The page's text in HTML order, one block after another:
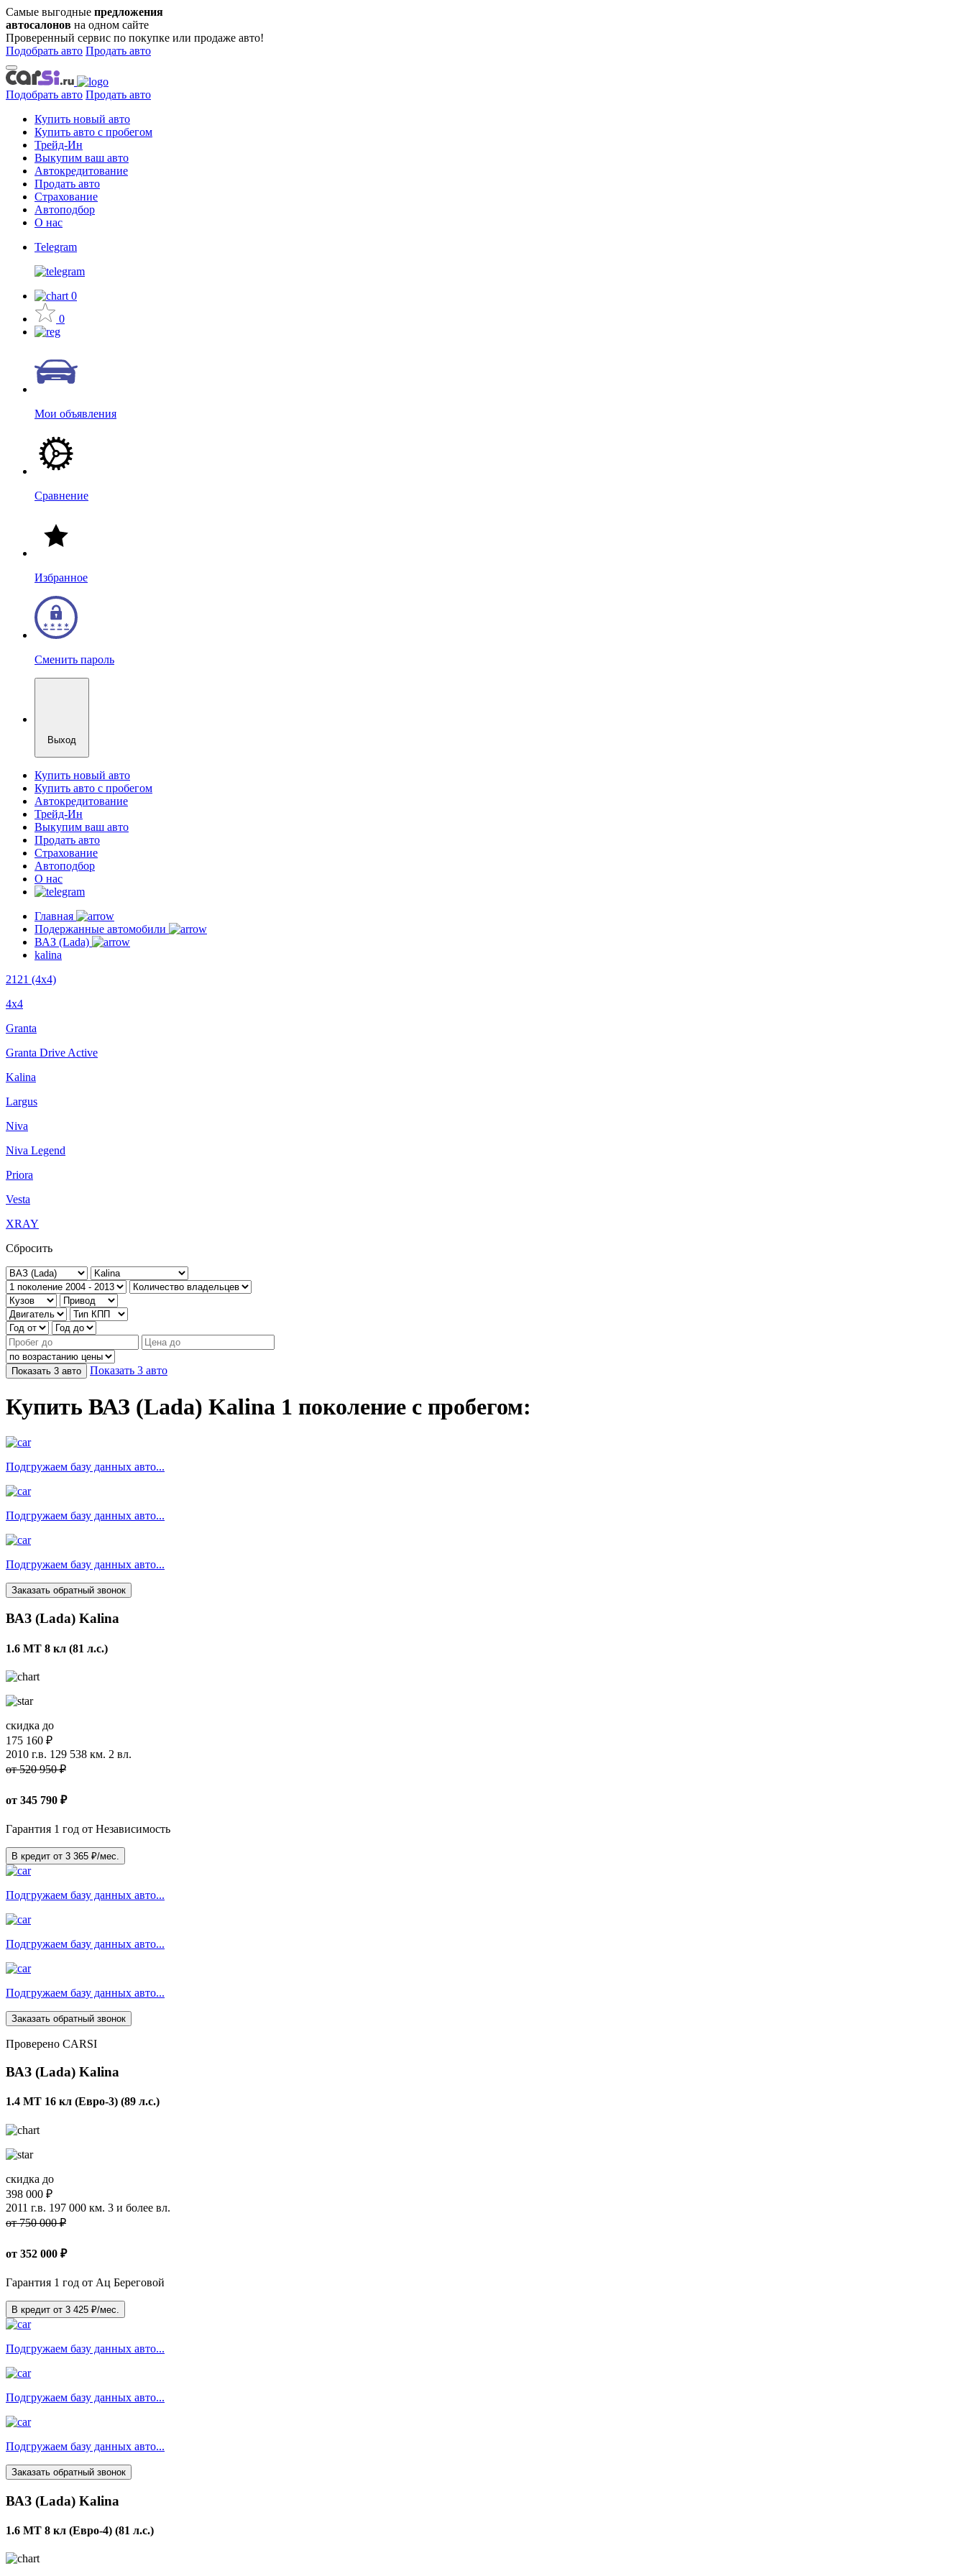
Самые выгодные предложения
автосалонов на одном сайте
Проверенный сервис по покупке или продаже авто!
Подобрать авто Продать авто
Подобрать авто Продать авто
Купить новый авто
Купить авто с пробегом
Трейд-Ин
Выкупим ваш авто
Автокредитование
Продать авто
Страхование
Автоподбор
О нас
Telegram
0
0
Мои объявления
Сравнение
Избранное
Сменить пароль
Выход
Купить новый авто
Купить авто с пробегом
Автокредитование
Трейд-Ин
Выкупим ваш авто
Продать авто
Страхование
Автоподбор
О нас
Главная
Подержанные автомобили
ВАЗ (Lada)
kalina
2121 (4x4)
4x4
Granta
Granta Drive Active
Kalina
Largus
Niva
Niva Legend
Priora
Vesta
XRAY
Сбросить
Показать 3 авто Показать 3 авто
Купить ВАЗ (Lada) Kalina 1 поколение с пробегом:
Подгружаем базу данных авто...
Подгружаем базу данных авто...
Подгружаем базу данных авто...
Заказать обратный звонок
ВАЗ (Lada) Kalina
1.6 MT 8 кл (81 л.с.)
скидка до
175 160 ₽
2010 г.в. 129 538 км. 2 вл.
от 520 950 ₽
от 345 790 ₽
Гарантия 1 год от Независимость
В кредит от 3 365 ₽/мес.
Подгружаем базу данных авто...
Подгружаем базу данных авто...
Подгружаем базу данных авто...
Заказать обратный звонок
Проверено CARSI
ВАЗ (Lada) Kalina
1.4 MT 16 кл (Евро-3) (89 л.с.)
скидка до
398 000 ₽
2011 г.в. 197 000 км. 3 и более вл.
от 750 000 ₽
от 352 000 ₽
Гарантия 1 год от Ац Береговой
В кредит от 3 425 ₽/мес.
Подгружаем базу данных авто...
Подгружаем базу данных авто...
Подгружаем базу данных авто...
Заказать обратный звонок
ВАЗ (Lada) Kalina
1.6 MT 8 кл (Евро-4) (81 л.с.)